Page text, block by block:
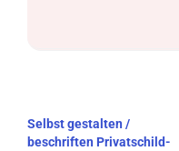
Beitragsnavigation
Selbst gestalten /
beschriften Privatschild-